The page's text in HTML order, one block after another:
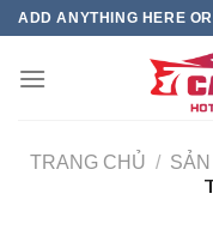
Chuyển
phần
ADD ANYTHING HERE
TRANG CHỦ /